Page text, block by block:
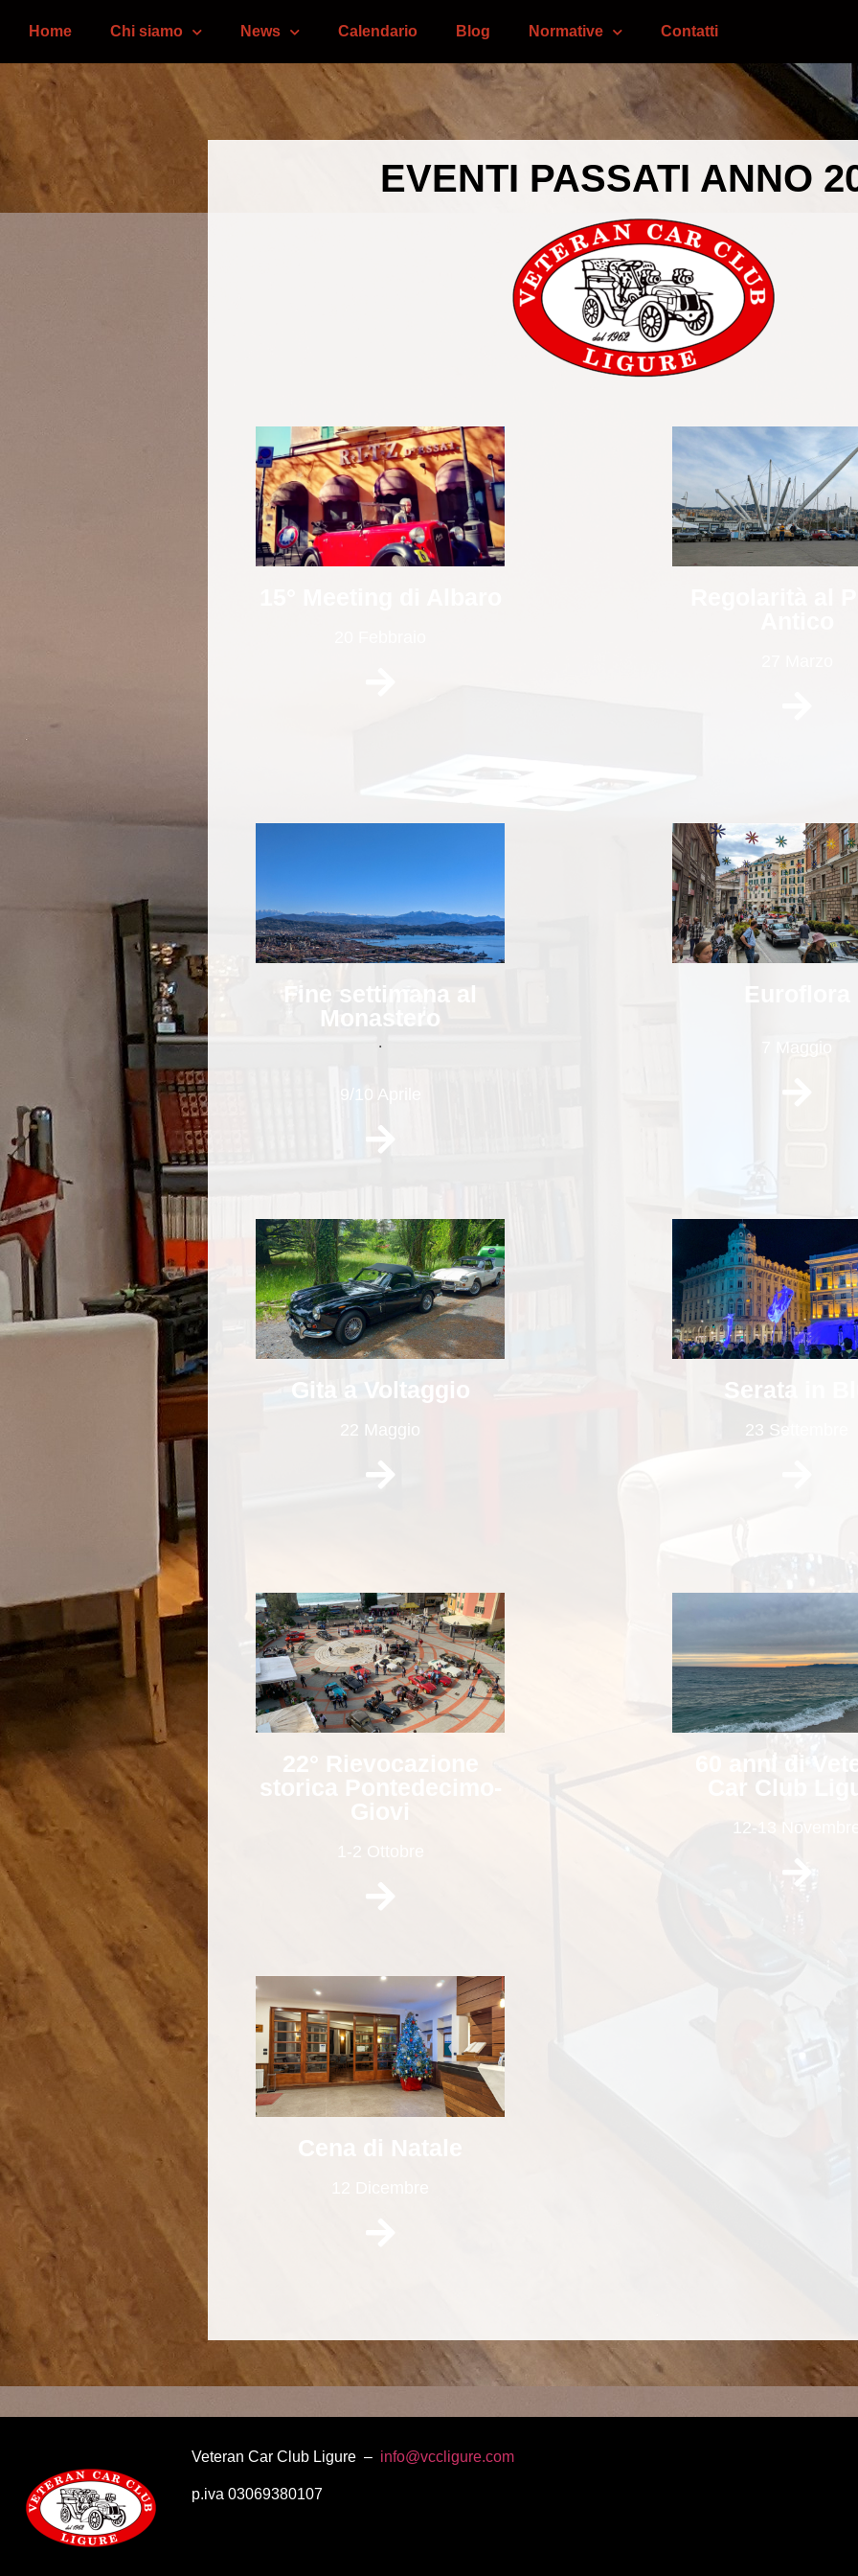
Home Chi siamo News Calendario Blog Normative Contatti
EVENTI PASSATI ANNO
Fine settimana al
Monastero
.
9/10 Aprile
Euroflora
7 Maggio
Gita a Voltaggio
22 Maggio
Serata in
23 Settembre
22° Rievocazione
storica Pontedecimo-
1-2 Ottobre
60 anni di
Car Club
12-13
Veteran Car Club Ligure – info@vccligure.com
p.iva 03069380107